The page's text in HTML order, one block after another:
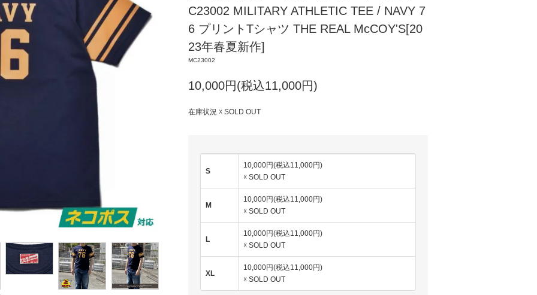
C23002 MILITARY ATHLETIC TEE / NAVY 7
6 プリントTシャツ THE REAL McCOY'S[20
23年春夏新作]
MC23002
10,000円(税込11,000円)
在庫状況 ☓ SOLD OUT
S
10,000円(税込11,000円)
☓ SOLD OUT
M
10,000円(税込11,000円)
☓ SOLD OUT
L
10,000円(税込11,000円)
☓ SOLD OUT
XL
10,000円(税込11,000円)
☓ SOLD OUT